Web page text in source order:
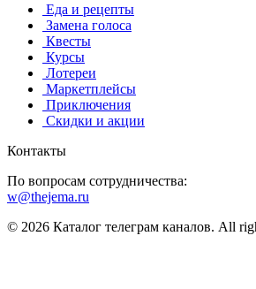
️ ️Еда и рецепты
️ Замена голоса
️ Квесты
‍ Курсы
️ Лотереи
️ Маркетплейсы
️ Приключения
️ Скидки и акции
Контакты
По вопросам сотрудничества:
w@thejema.ru
© 2026 Каталог телеграм каналов. All